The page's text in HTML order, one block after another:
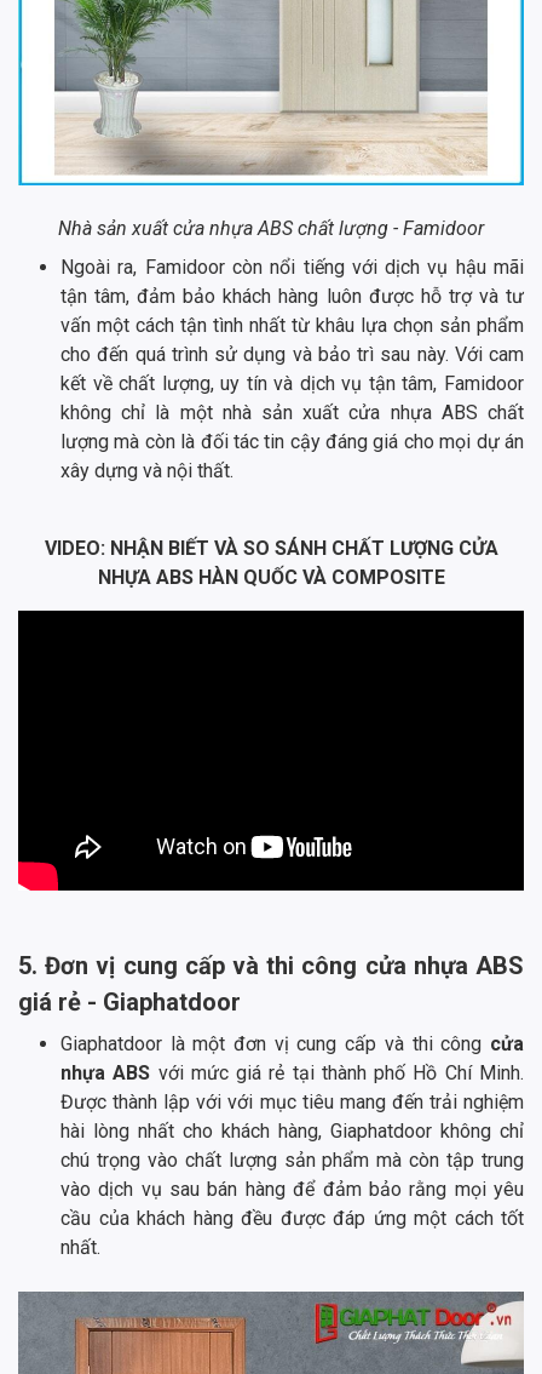
Nhà sản xuất cửa nhựa ABS chất lượng - Famidoor
Ngoài ra, Famidoor còn nổi tiếng với dịch vụ hậu mãi
tận tâm, đảm bảo khách hàng luôn được hỗ trợ và tư
vấn một cách tận tình nhất từ khâu lựa chọn sản phẩm
cho đến quá trình sử dụng và bảo trì sau này. Với cam
kết về chất lượng, uy tín và dịch vụ tận tâm, Famidoor
không chỉ là một nhà sản xuất cửa nhựa ABS chất
lượng mà còn là đối tác tin cậy đáng giá cho mọi dự án
xây dựng và nội thất.
VIDEO: NHẬN BIẾT VÀ SO SÁNH CHẤT LƯỢNG CỬA
NHỰA ABS HÀN QUỐC VÀ COMPOSITE
5. Đơn vị cung cấp và thi công cửa nhựa ABS
giá rẻ - Giaphatdoor
Giaphatdoor là một đơn vị cung cấp và thi công cửa
nhựa ABS với mức giá rẻ tại thành phố Hồ Chí Minh.
Được thành lập với với mục tiêu mang đến trải nghiệm
hài lòng nhất cho khách hàng, Giaphatdoor không chỉ
chú trọng vào chất lượng sản phẩm mà còn tập trung
vào dịch vụ sau bán hàng để đảm bảo rằng mọi yêu
cầu của khách hàng đều được đáp ứng một cách tốt
nhất.